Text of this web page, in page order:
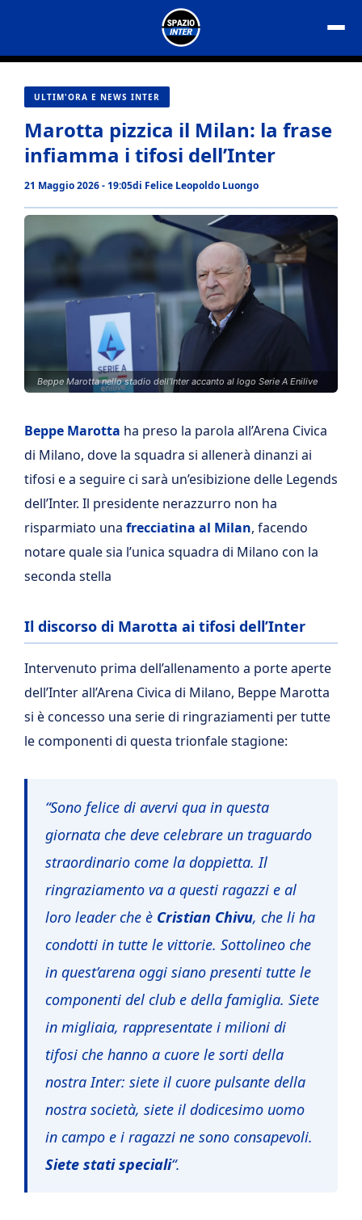
contenuto
ULTIM'ORA E NEWS INTER
Marotta pizzica il Milan: la frase
infiamma i tifosi dell’Inter
21 Maggio 2026 - 19:05di Felice Leopoldo Luongo
Beppe Marotta nello stadio dell'Inter accanto al logo Serie A Enilive
Beppe Marotta ha preso la parola all’Arena Civica
di Milano, dove la squadra si allenerà dinanzi ai
tifosi e a seguire ci sarà un’esibizione delle Legends
dell’Inter. Il presidente nerazzurro non ha
risparmiato una frecciatina al Milan, facendo
notare quale sia l’unica squadra di Milano con la
seconda stella
Il discorso di Marotta ai tifosi dell’Inter
Intervenuto prima dell’allenamento a porte aperte
dell’Inter all’Arena Civica di Milano, Beppe Marotta
si è concesso una serie di ringraziamenti per tutte
le componenti di questa trionfale stagione:
“Sono felice di avervi qua in questa
giornata che deve celebrare un traguardo
straordinario come la doppietta. Il
ringraziamento va a questi ragazzi e al
loro leader che è Cristian Chivu, che li ha
condotti in tutte le vittorie. Sottolineo che
in quest’arena oggi siano presenti tutte le
componenti del club e della famiglia. Siete
in migliaia, rappresentate i milioni di
tifosi che hanno a cuore le sorti della
nostra Inter: siete il cuore pulsante della
nostra società, siete il dodicesimo uomo
in campo e i ragazzi ne sono consapevoli.
Siete stati speciali“.